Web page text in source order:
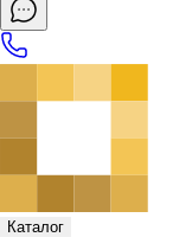
Каталог